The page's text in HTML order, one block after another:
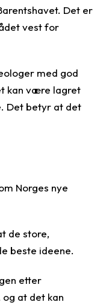
Det er
vest for
med god
kan være lagret
Det betyr at det
Norges nye
de store,
beste ideene.
etter
at det kan